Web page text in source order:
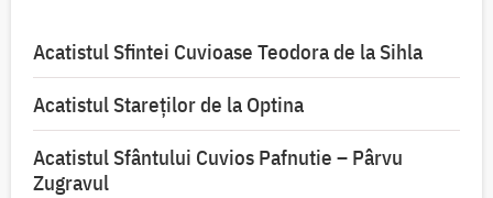
Acatistul Sfintei Cuvioase Teodora de la Sihla
Acatistul Stareţilor de la Optina
Acatistul Sfântului Cuvios Pafnutie – Pârvu
Zugravul